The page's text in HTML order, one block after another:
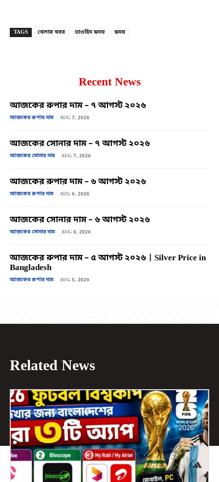
TAGS খেলার খবর তাওহিদ হৃদয় হৃদয়
Recent News
আজকের রুপার দাম – ৭ আগস্ট ২০২৬
আজকের রুপার দাম AUG 7, 2026
আজকের সোনার দাম – ৭ আগস্ট ২০২৬
আজকের সোনার দাম AUG 7, 2026
আজকের রুপার দাম – ৬ আগস্ট ২০২৬
আজকের রুপার দাম AUG 6, 2026
আজকের সোনার দাম – ৬ আগস্ট ২০২৬
আজকের সোনার দাম AUG 6, 2026
আজকের রুপার দাম – ৫ আগস্ট ২০২৬ | Silver Price in
Bangladesh
আজকের রুপার দাম AUG 5, 2026
Related News